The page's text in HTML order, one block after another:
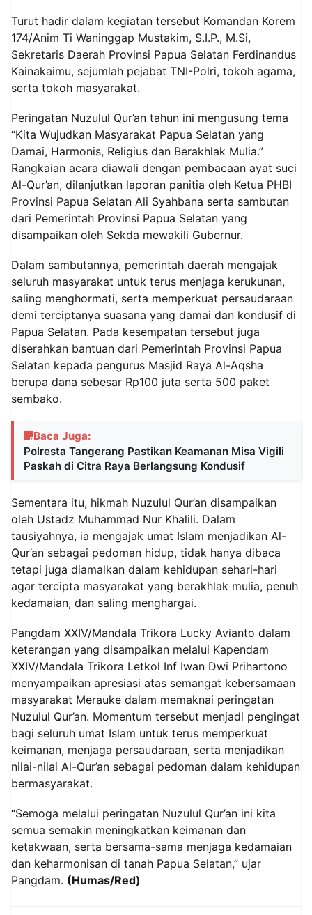
Turut hadir dalam kegiatan tersebut Komandan Korem
174/Anim Ti Waninggap Mustakim, S.I.P., M.Si,
Sekretaris Daerah Provinsi Papua Selatan Ferdinandus
Kainakaimu, sejumlah pejabat TNI-Polri, tokoh agama,
serta tokoh masyarakat.
Peringatan Nuzulul Qur’an tahun ini mengusung tema
“Kita Wujudkan Masyarakat Papua Selatan yang
Damai, Harmonis, Religius dan Berakhlak Mulia.”
Rangkaian acara diawali dengan pembacaan ayat suci
Al-Qur’an, dilanjutkan laporan panitia oleh Ketua PHBI
Provinsi Papua Selatan Ali Syahbana serta sambutan
dari Pemerintah Provinsi Papua Selatan yang
disampaikan oleh Sekda mewakili Gubernur.
Dalam sambutannya, pemerintah daerah mengajak
seluruh masyarakat untuk terus menjaga kerukunan,
saling menghormati, serta memperkuat persaudaraan
demi terciptanya suasana yang damai dan kondusif di
Papua Selatan. Pada kesempatan tersebut juga
diserahkan bantuan dari Pemerintah Provinsi Papua
Selatan kepada pengurus Masjid Raya Al-Aqsha
berupa dana sebesar Rp100 juta serta 500 paket
sembako.
Baca Juga:
Polresta Tangerang Pastikan Keamanan Misa Vigili
Paskah di Citra Raya Berlangsung Kondusif
Sementara itu, hikmah Nuzulul Qur’an disampaikan
oleh Ustadz Muhammad Nur Khalili. Dalam
tausiyahnya, ia mengajak umat Islam menjadikan Al-
Qur’an sebagai pedoman hidup, tidak hanya dibaca
tetapi juga diamalkan dalam kehidupan sehari-hari
agar tercipta masyarakat yang berakhlak mulia, penuh
kedamaian, dan saling menghargai.
Pangdam XXIV/Mandala Trikora Lucky Avianto dalam
keterangan yang disampaikan melalui Kapendam
XXIV/Mandala Trikora Letkol Inf Iwan Dwi Prihartono
menyampaikan apresiasi atas semangat kebersamaan
masyarakat Merauke dalam memaknai peringatan
Nuzulul Qur’an. Momentum tersebut menjadi pengingat
bagi seluruh umat Islam untuk terus memperkuat
keimanan, menjaga persaudaraan, serta menjadikan
nilai-nilai Al-Qur’an sebagai pedoman dalam kehidupan
bermasyarakat.
“Semoga melalui peringatan Nuzulul Qur’an ini kita
semua semakin meningkatkan keimanan dan
ketakwaan, serta bersama-sama menjaga kedamaian
dan keharmonisan di tanah Papua Selatan,” ujar
Pangdam. (Humas/Red)